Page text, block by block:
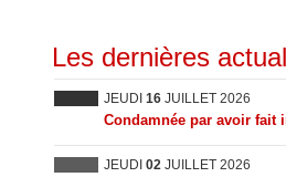
Les dernières
JEUDI 16 JUILLET 2026
Condamnée par avoir fait
JEUDI 02 JUILLET 2026